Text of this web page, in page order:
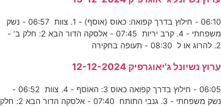
06:10 - חילוץ בדרך קפואה: כאוס (אוסף) - 1. צוות 06:57 - נשק
משפחתי - 4. קרב יריות 07:45 - אלסקה הדור הבא 2: חלק ב' -
2. להרוג או ל 08:30 - תעופה בחקירה
ערוץ נשיונל ג'יאוגרפיק 12-12-2024
06:05 - חילוץ בדרך קפואה כאוס 3: האוסף - 4. צוות 06:52 -
נשק משפחתי - 3. גנבי התותח 07:40 - אלסקה הדור הבא 2: חלק